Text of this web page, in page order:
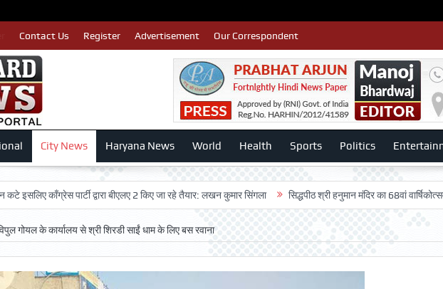
Contact Us Register Advertisement Our Correspondent
City News Haryana News World Health Sports Politics
पार्टी द्वारा बीएलए 2 किए जा रहे तैयार: लखन कुमार सिंगला सिद्धपीठ श्री हनुमान मंदिर का 68वां वार्षिकोत्सव बड़ी
गोयल के कार्यालय से श्री शिरडी साईं धाम के लिए बस रवाना